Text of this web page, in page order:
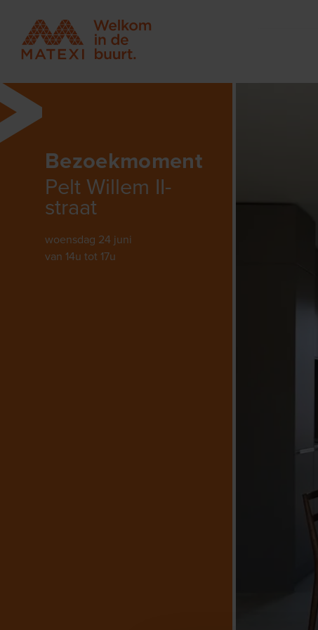
Bezoekmoment
Pelt Willem II-
straat
woensdag 24 juni
van 14u tot 17u